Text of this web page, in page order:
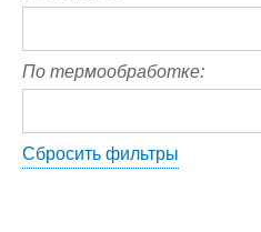
По термообработке:
Сбросить фильтры